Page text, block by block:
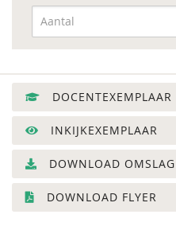
DOCENTEXEMPLAAR
INKIJKEXEMPLAAR
DOWNLOAD OMSLAG
DOWNLOAD FLYER